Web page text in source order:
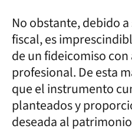
No obstante, debido
fiscal, es
de un fideicomiso
profesional. De esta
que el instrumento
planteados y
deseada al